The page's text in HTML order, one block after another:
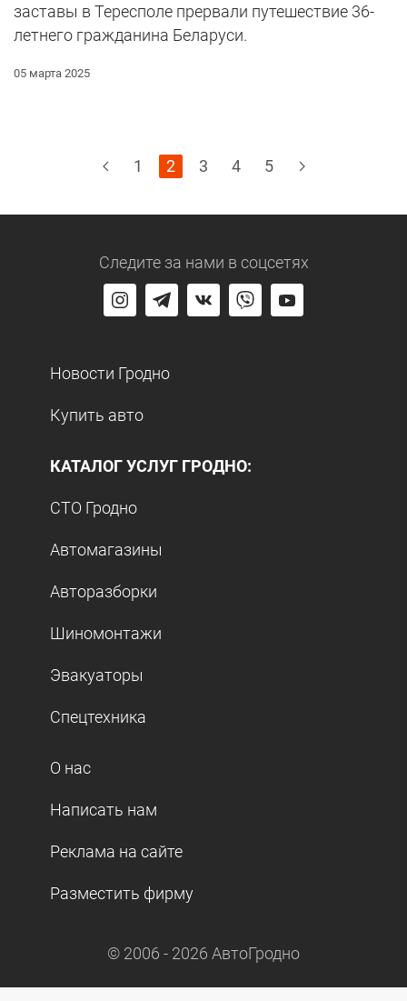
заставы в Тересполе прервали путешествие 36-
летнего гражданина Беларуси.
05 марта 2025
1 2 3 4 5
Следите за нами в соцсетях
Новости Гродно
Купить авто
КАТАЛОГ УСЛУГ ГРОДНО:
СТО Гродно
Автомагазины
Авторазборки
Шиномонтажи
Эвакуаторы
Спецтехника
О нас
Написать нам
Реклама на сайте
Разместить фирму
© 2006 - 2026 АвтоГродно